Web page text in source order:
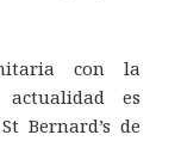
con la
es
Bernard’s de